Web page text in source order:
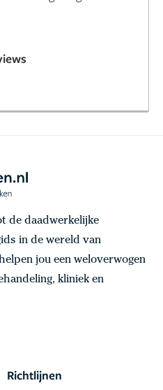
de daadwerkelijke
in de wereld van
jou een weloverwogen
kliniek en
Richtlijnen